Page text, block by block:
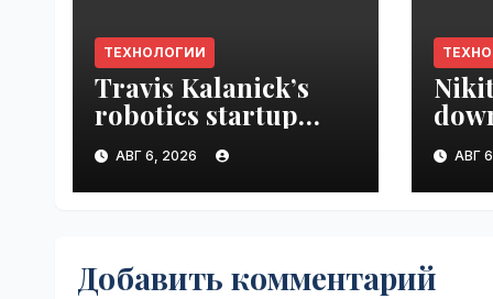
ТЕХНОЛОГИИ
Travis Kalanick’s
robotics startup
Atoms taps former
Uber finance chief as
CFO | VseTime.ru
АВГ 6, 2026 АВГ
Добавить комментарий